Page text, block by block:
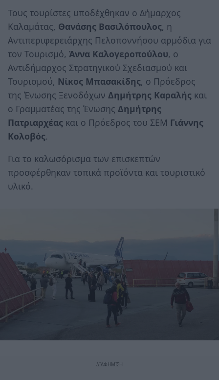
Τους τουρίστες υποδέχθηκαν ο Δήμαρχος
Καλαμάτας, Θανάσης Βασιλόπουλος, η
Αντιπεριφερειάρχης Πελοποννήσου αρμόδια για
τον Τουρισμό, Άννα Καλογεροπούλου, ο
Αντιδήμαρχος Στρατηγικού Σχεδιασμού και
Τουρισμού, Νίκος Μπασακίδης, ο Πρόεδρος
της Ένωσης Ξενοδόχων Δημήτρης Καραλής και
ο Γραμματέας της Ένωσης Δημήτρης
Πατριαρχέας και ο Πρόεδρος του ΣΕΜ Γιάννης
Κολοβός.
Για το καλωσόρισμα των επισκεπτών
προσφέρθηκαν τοπικά προϊόντα και τουριστικό
υλικό.